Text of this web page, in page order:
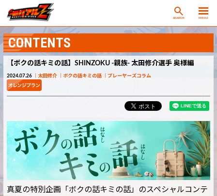
SEARCH MENU
CONTENTS
【ボクの話キミの話】SHINZOKU -親族- 太田修介選手 奥様編
2024.07.26 太田修介 ボクの話キミの話 プレーヤーズコラム
真夏の特別企画「ボクの話キミの話」のスペシャルコンテ